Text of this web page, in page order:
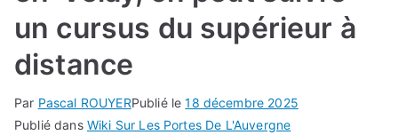
un cursus du supérieur à
distance
Par Pascal ROUYERPublié le18 décembre 2025
Publié dans Wiki Sur Les Portes De L'Auvergne